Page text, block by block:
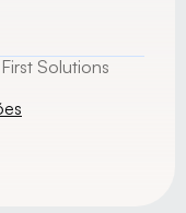
Solutions